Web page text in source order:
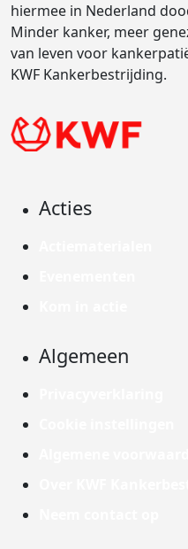
hiermee in Nederland
Minder kanker, meer
van leven voor
KWF Kankerbestrijding.
Acties
Algemeen